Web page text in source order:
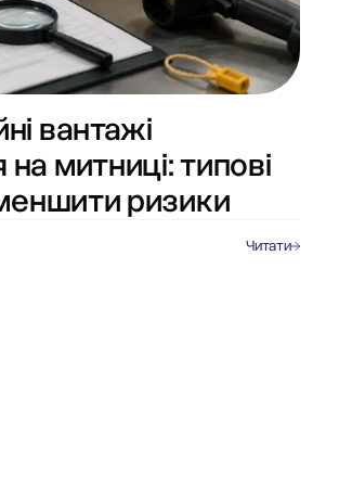
вантажі
митниці: типові
ризики
Читати